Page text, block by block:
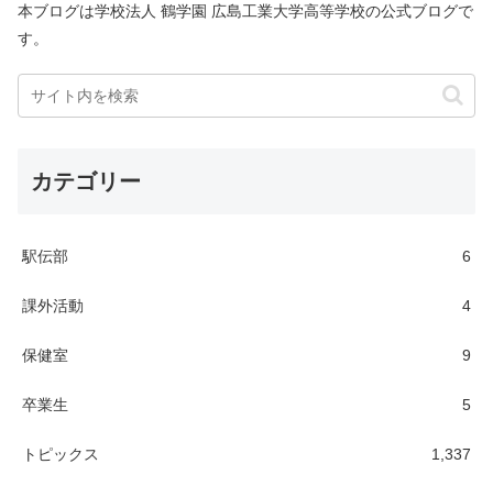
本ブログは学校法人 鶴学園 広島工業大学高等学校の公式ブログで
す。
カテゴリー
駅伝部 6
課外活動 4
保健室 9
卒業生 5
トピックス 1,337